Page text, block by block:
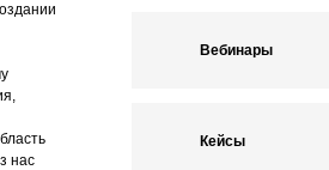
нас
Вебинары
Кейсы